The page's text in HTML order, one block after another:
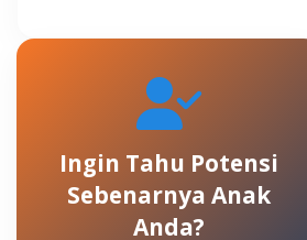
Ingin Tahu Potensi
Sebenarnya Anak
Anda?